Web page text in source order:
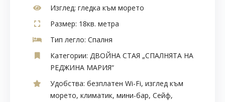
Изглед: гледка към морето
Размер: 18кв. метра
Тип легло: Спалня
Категории: ДВОЙНА СТАЯ „СПАЛНЯТА НА
РЕДЖИНА МАРИЯ“
Удобства: безплатен Wi-Fi, изглед към
морето, климатик, мини-бар, Сейф,